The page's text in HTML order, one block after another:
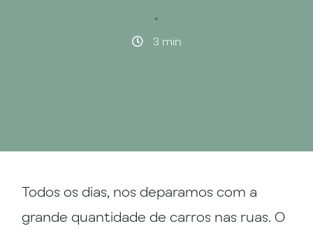
·
3 min
Todos os dias, nos deparamos com a
grande quantidade de carros nas ruas. O